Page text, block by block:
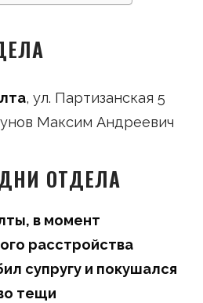
, ул. Партизанская 5
Максим Андреевич
ОТДЕЛА
в момент
расстройства
супругу и покушался
тещи